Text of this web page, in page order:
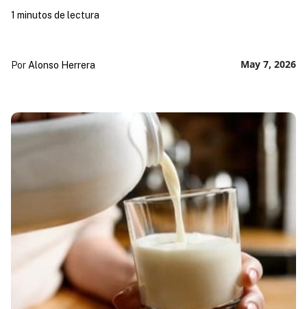
May 7, 2026
Por Alonso Herrera
1 minutos de lectura